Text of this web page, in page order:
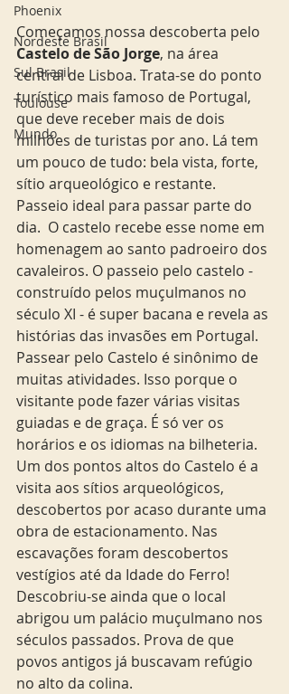
Phoenix
Nordeste Brasil
Sul Brasil
Toulouse
Mundo
Começamos nossa descoberta pelo
Castelo de São Jorge, na área
central de Lisboa. Trata-se do ponto
turístico mais famoso de Portugal,
que deve receber mais de dois
milhões de turistas por ano. Lá tem
um pouco de tudo: bela vista, forte,
sítio arqueológico e restante.
Passeio ideal para passar parte do
dia.  O castelo recebe esse nome em
homenagem ao santo padroeiro dos
cavaleiros. O passeio pelo castelo -
construído pelos muçulmanos no
século XI - é super bacana e revela as
histórias das invasões em Portugal.
Passear pelo Castelo é sinônimo de
muitas atividades. Isso porque o
visitante pode fazer várias visitas
guiadas e de graça. É só ver os
horários e os idiomas na bilheteria.
Um dos pontos altos do Castelo é a
visita aos sítios arqueológicos,
descobertos por acaso durante uma
obra de estacionamento. Nas
escavações foram descobertos
vestígios até da Idade do Ferro!
Descobriu-se ainda que o local
abrigou um palácio muçulmano nos
séculos passados. Prova de que
povos antigos já buscavam refúgio
no alto da colina.